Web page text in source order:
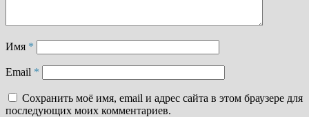
Имя *
Email *
Сохранить моё имя, email и адрес сайта в этом браузере для
последующих моих комментариев.